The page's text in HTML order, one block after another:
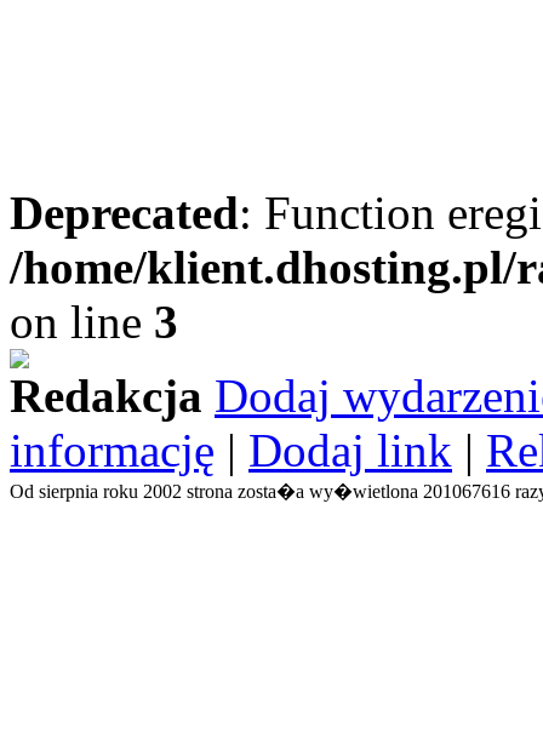
Deprecated: Function
/home/
on line 3
Redakcja Dodaj
informację | Dodaj link |
Od sierpnia roku 2002 strona zosta�a wy�wietlona 201067616